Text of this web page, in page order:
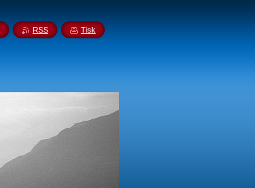
RSS Tisk